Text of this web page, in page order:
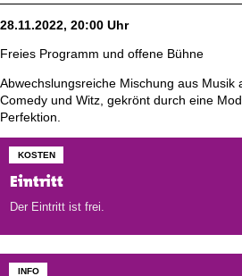
28.11.2022, 20:00 Uhr
Freies Programm und offene Bühne
Abwechslungsreiche Mischung aus Musik
Comedy und Witz, gekrönt durch eine
Perfektion.
KOSTEN
Eintritt
Der Eintritt ist frei.
INFO